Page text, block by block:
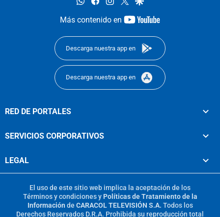
Más contenido en
youtube-
Descarga nuestra app en
Descarga nuestra app en
RED DE PORTALES
SERVICIOS CORPORATIVOS
LEGAL
El uso de este sitio web implica la aceptación de los
Términos y condicionesy Políticas de Tratamiento de la
Información de CARACOL TELEVISIÓN S.A. Todos los
Derechos Reservados D.R.A. Prohibida su reproducción total